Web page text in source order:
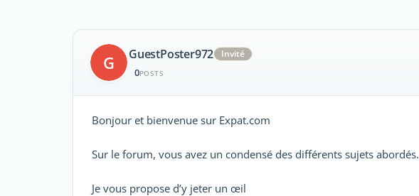
G GuestPoster972 Invité
0POSTS
Bonjour et bienvenue sur Expat.com
Sur le forum, vous avez un condensé des différents sujets abordés.
Je vous propose d’y jeter un œil